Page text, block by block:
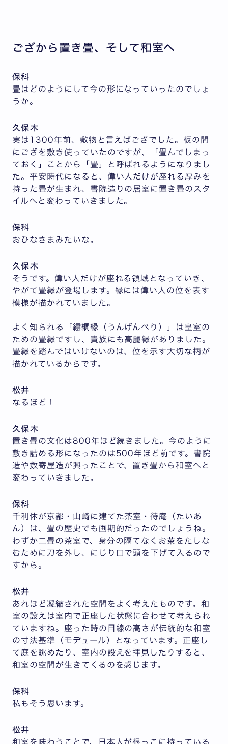
ござから置き畳、そして和室へ
保科
畳はどのようにして今の形になっていったのでしょ
うか。
久保木
実は1300年前、敷物と言えばござでした。板の間
にござを敷き使っていたのですが、「畳んでしまっ
ておく」ことから「畳」と呼ばれるようになりまし
た。平安時代になると、偉い人だけが座れる厚みを
持った畳が生まれ、書院造りの居室に置き畳のスタ
イルへと変わっていきました。
保科
おひなさまみたいな。
久保木
そうです。偉い人だけが座れる領域となっていき、
やがて畳縁が登場します。縁には偉い人の位を表す
模様が描かれていました。
よく知られる「繧繝縁（うんげんべり）」は皇室の
ための畳縁ですし、貴族にも高麗縁がありました。
畳縁を踏んではいけないのは、位を示す大切な柄が
描かれているからです。
松井
なるほど！
久保木
置き畳の文化は800年ほど続きました。今のように
敷き詰める形になったのは500年ほど前です。書院
造や数寄屋造が興ったことで、置き畳から和室へと
変わっていきました。
保科
千利休が京都・山崎に建てた茶室・待庵（たいあ
ん）は、畳の歴史でも画期的だったのでしょうね。
わずか二畳の茶室で、身分の隔てなくお茶をたしな
むために刀を外し、にじり口で頭を下げて入るので
すから。
松井
あれほど凝縮された空間をよく考えたものです。和
室の設えは室内で正座した状態に合わせて考えられ
ていますね。座った時の目線の高さが伝統的な和室
の寸法基準（モデュール）となっています。正座し
て庭を眺めたり、室内の設えを拝見したりすると、
和室の空間が生きてくるのを感じます。
保科
私もそう思います。
松井
和室を味わうことで、日本人が根っこに持っている